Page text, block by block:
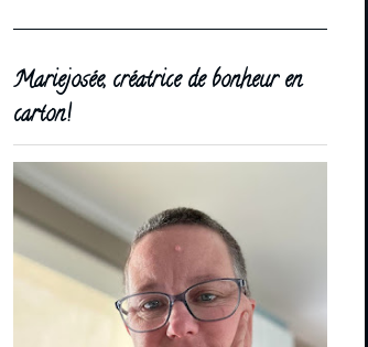
Mariejosée, créatrice de bonheur en
carton!